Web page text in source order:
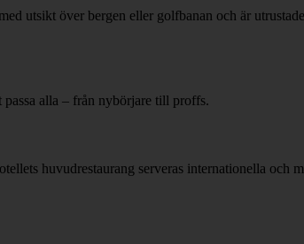
utsikt över bergen eller golfbanan och är
passa alla – från nybörjare till proffs.
huvudrestaurang serveras internationella och